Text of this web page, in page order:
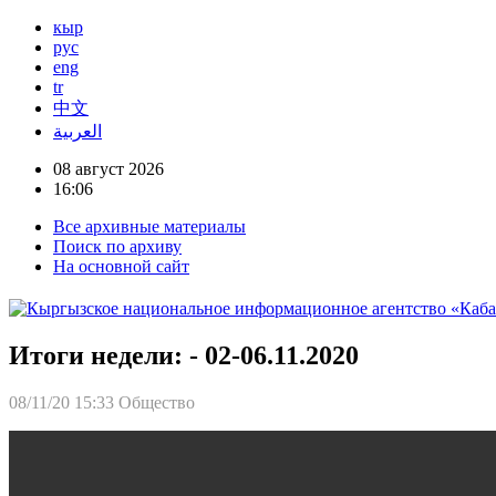
кыр
рус
eng
tr
中文
العربية
08 август 2026
16:06
Все архивные материалы
Поиск по архиву
На основной сайт
Итоги недели: - 02-06.11.2020
08/11/20 15:33 Общество